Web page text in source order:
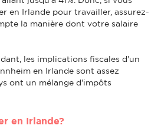
en Irlande pour travailler, assurez-
la manière dont votre salaire
les implications fiscales d'un
en Irlande sont assez
ont un mélange d'impôts
en Irlande?